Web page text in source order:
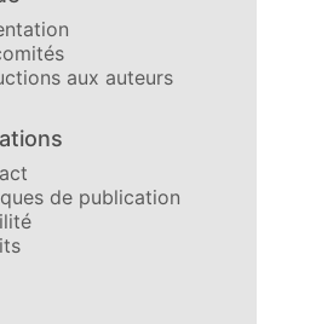
aux auteurs
de publication